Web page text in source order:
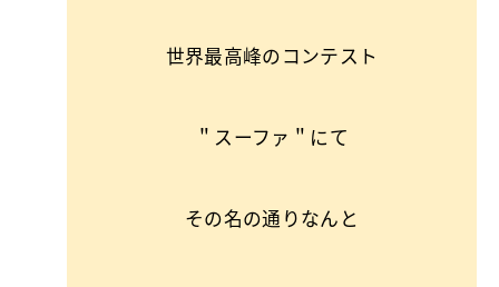
世界最高峰のコンテスト
＂スーファ＂にて
その名の通りなんと